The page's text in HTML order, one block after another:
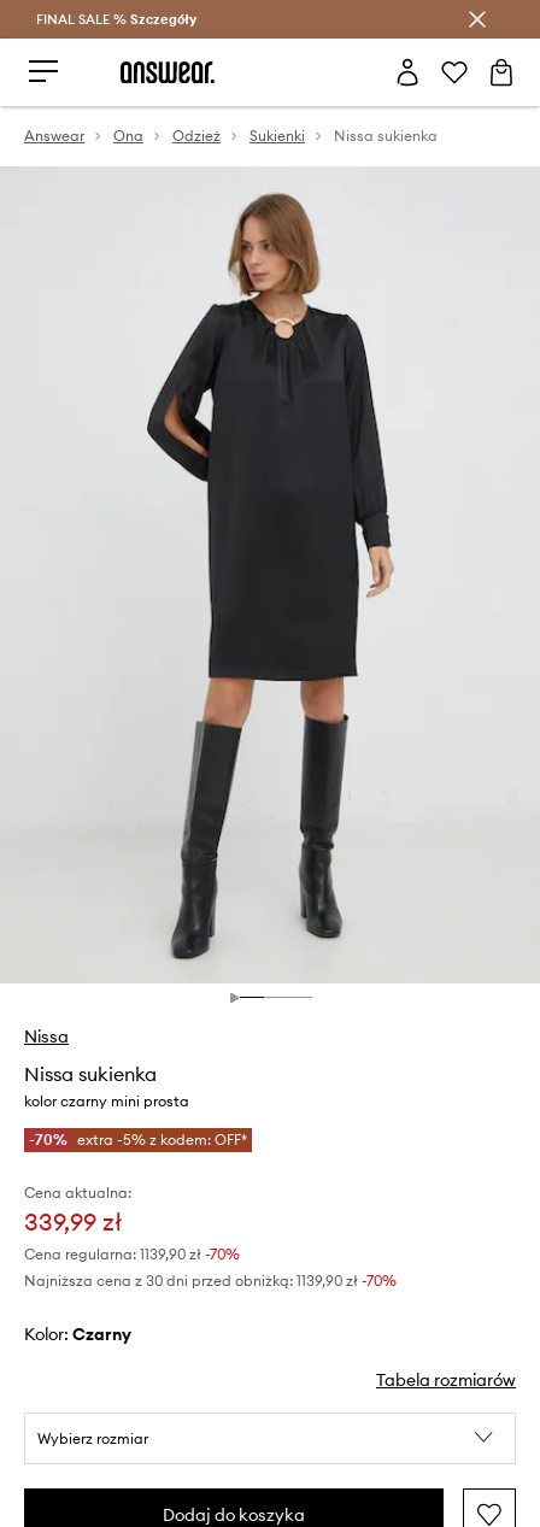
Oszczędzaj z Answear Club >
FINAL SALE % Szczegóły
Answear Ona Odzież Sukienki Nissa sukienka
Nissa
Nissa sukienka
kolor czarny mini prosta
-70% extra -5% z kodem: OFF*
Cena aktualna:
339,99 zł
Cena regularna: 1139,90 zł -70%
Najniższa cena z 30 dni przed obniżką: 1139,90 zł -70%
Kolor: czarny
Tabela rozmiarów
Wybierz rozmiar
Dodaj do koszyka